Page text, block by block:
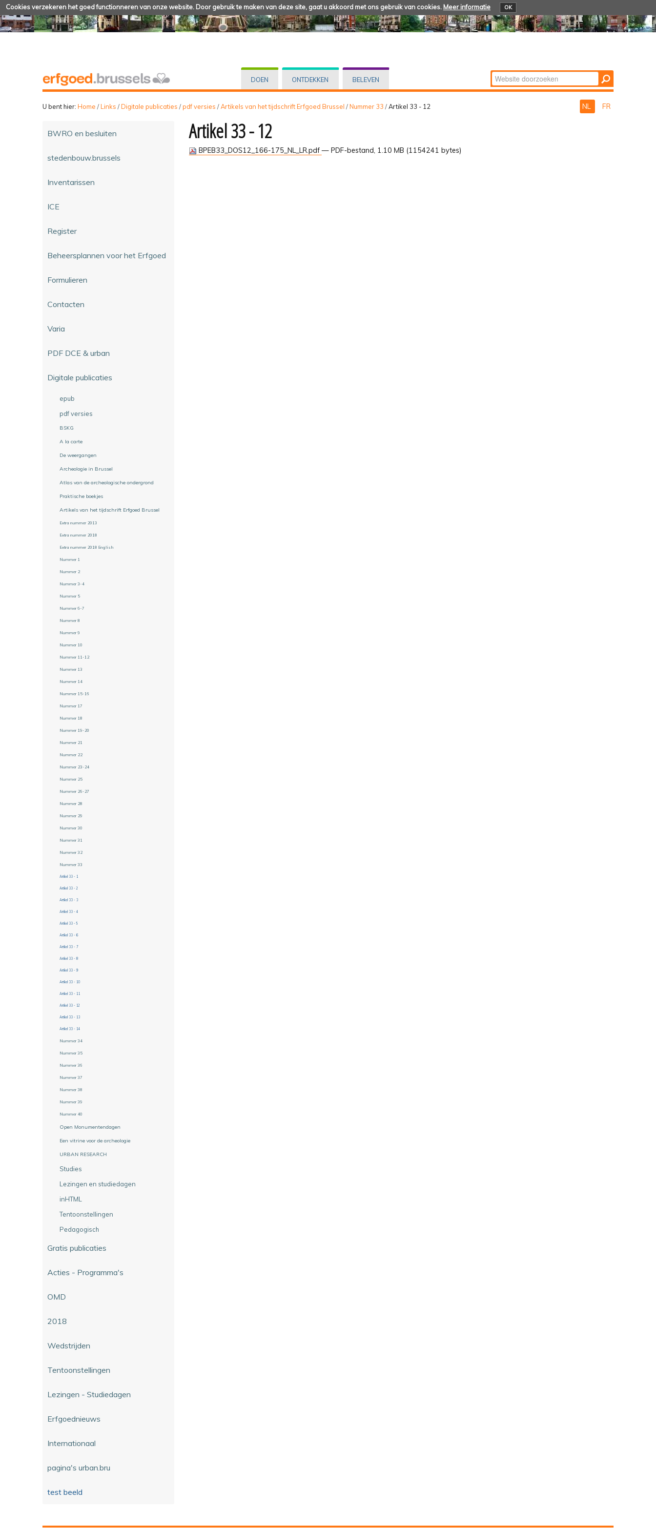
Cookies verzekeren het goed functionneren van onze website. Door gebruik te maken van deze site, gaat u akkoord met ons gebruik van cookies. Meer informatie OK
DOEN ONTDEKKEN BELEVEN Zoek
Geavanceerd
U bent hier: Home /Links /Digitale publicaties /pdf versies /Artikels van het tijdschrift Erfgoed Brussel /Nummer 33 /Artikel 33 - 12 NL FR
BWRO en besluiten
stedenbouw.brussels
Inventarissen
ICE
Register
Beheersplannen voor het Erfgoed
Formulieren
Contacten
Varia
PDF DCE & urban
Digitale publicaties
epub
pdf versies
BSKG
A la carte
De weergangen
Archeologie in Brussel
Atlas van de archeologische ondergrond
Praktische boekjes
Artikels van het tijdschrift Erfgoed Brussel
Extra nummer 2013
Extra nummer 2018
Extra nummer 2018 English
Nummer 1
Nummer 2
Nummer 3-4
Nummer 5
Nummer 6-7
Nummer 8
Nummer 9
Nummer 10
Nummer 11-12
Nummer 13
Nummer 14
Nummer 15-16
Nummer 17
Nummer 18
Nummer 19-20
Nummer 21
Nummer 22
Nummer 23-24
Nummer 25
Nummer 26-27
Nummer 28
Nummer 29
Nummer 30
Nummer 31
Nummer 32
Nummer 33
Artikel 33 - 1
Artikel 33 - 2
Artikel 33 - 3
Artikel 33 - 4
Artikel 33 - 5
Artikel 33 - 6
Artikel 33 - 7
Artikel 33 - 8
Artikel 33 - 9
Artikel 33 - 10
Artikel 33 - 11
Artikel 33 - 12
Artikel 33 - 13
Artikel 33 - 14
Nummer 34
Nummer 35
Nummer 36
Nummer 37
Nummer 38
Nummer 39
Nummer 40
Open Monumentendagen
Een vitrine voor de archeologie
URBAN RESEARCH
Studies
Lezingen en studiedagen
inHTML
Tentoonstellingen
Pedagogisch
Gratis publicaties
Acties - Programma's
OMD
2018
Wedstrijden
Tentoonstellingen
Lezingen - Studiedagen
Erfgoednieuws
Internationaal
pagina's urban.bru
test beeld
Artikel 33 - 12
BPEB33_DOS12_166-175_NL_LR.pdf — PDF-bestand, 1.10 MB (1154241 bytes)